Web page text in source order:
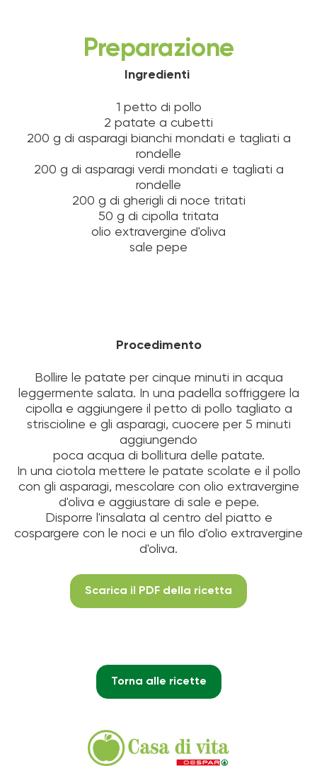
Preparazione
Ingredienti
1 petto di pollo
2 patate a cubetti
200 g di asparagi bianchi mondati e tagliati a
rondelle
200 g di asparagi verdi mondati e tagliati a
rondelle
200 g di gherigli di noce tritati
50 g di cipolla tritata
olio extravergine d'oliva
sale pepe
Procedimento
Bollire le patate per cinque minuti in acqua
leggermente salata. In una padella soffriggere la
cipolla e aggiungere il petto di pollo tagliato a
striscioline e gli asparagi, cuocere per 5 minuti
aggiungendo
poca acqua di bollitura delle patate.
In una ciotola mettere le patate scolate e il pollo
con gli asparagi, mescolare con olio extravergine
d'oliva e aggiustare di sale e pepe.
Disporre l'insalata al centro del piatto e
cospargere con le noci e un filo d'olio extravergine
d'oliva.
Scarica il PDF della ricetta
Torna alle ricette